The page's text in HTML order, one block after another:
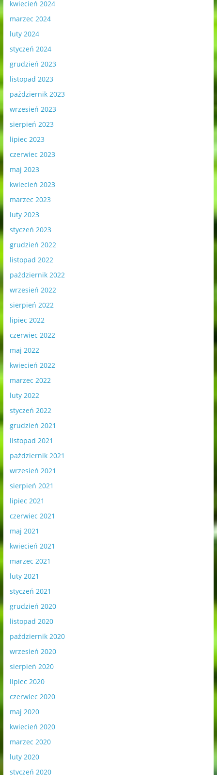
kwiecień 2024
marzec 2024
luty 2024
styczeń 2024
grudzień 2023
listopad 2023
październik 2023
wrzesień 2023
sierpień 2023
lipiec 2023
czerwiec 2023
maj 2023
kwiecień 2023
marzec 2023
luty 2023
styczeń 2023
grudzień 2022
listopad 2022
październik 2022
wrzesień 2022
sierpień 2022
lipiec 2022
czerwiec 2022
maj 2022
kwiecień 2022
marzec 2022
luty 2022
styczeń 2022
grudzień 2021
listopad 2021
październik 2021
wrzesień 2021
sierpień 2021
lipiec 2021
czerwiec 2021
maj 2021
kwiecień 2021
marzec 2021
luty 2021
styczeń 2021
grudzień 2020
listopad 2020
październik 2020
wrzesień 2020
sierpień 2020
lipiec 2020
czerwiec 2020
maj 2020
kwiecień 2020
marzec 2020
luty 2020
styczeń 2020